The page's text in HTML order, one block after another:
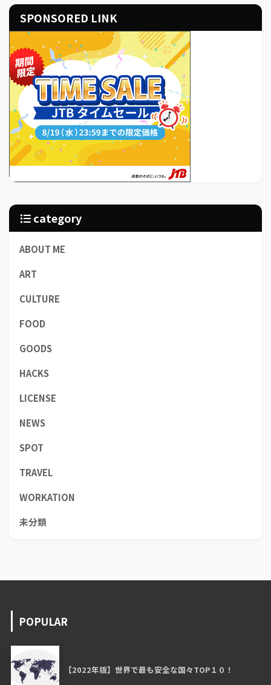
SPONSORED LINK
category
ABOUT ME
ART
CULTURE
FOOD
GOODS
HACKS
LICENSE
NEWS
SPOT
TRAVEL
WORKATION
未分類
POPULAR
【2022年版】世界で最も安全な国々TOP１０！